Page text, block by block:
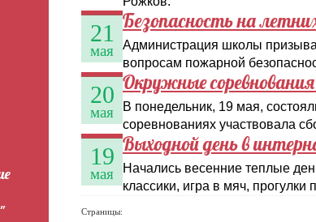
21
мая
Безопасность на
Администрация школы
вопросам пожарной
20
мая
Окружные
В понедельник, 19 мая,
соревнованиях участвовала
19
мая
Выходной день в
Начались весенние теплые
классики, игра в мяч,
Страницы: